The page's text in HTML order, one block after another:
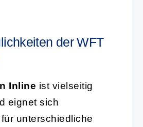
der WFT
Inline ist vielseitig
eignet sich
unterschiedliche